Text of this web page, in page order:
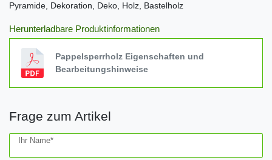
Pyramide, Dekoration, Deko, Holz, Bastelholz
Herunterladbare Produktinformationen
Pappelsperrholz Eigenschaften und
Bearbeitungshinweise
Frage zum Artikel
Ihr Name*
Ceres::Template.mailFormHoneypotLabel